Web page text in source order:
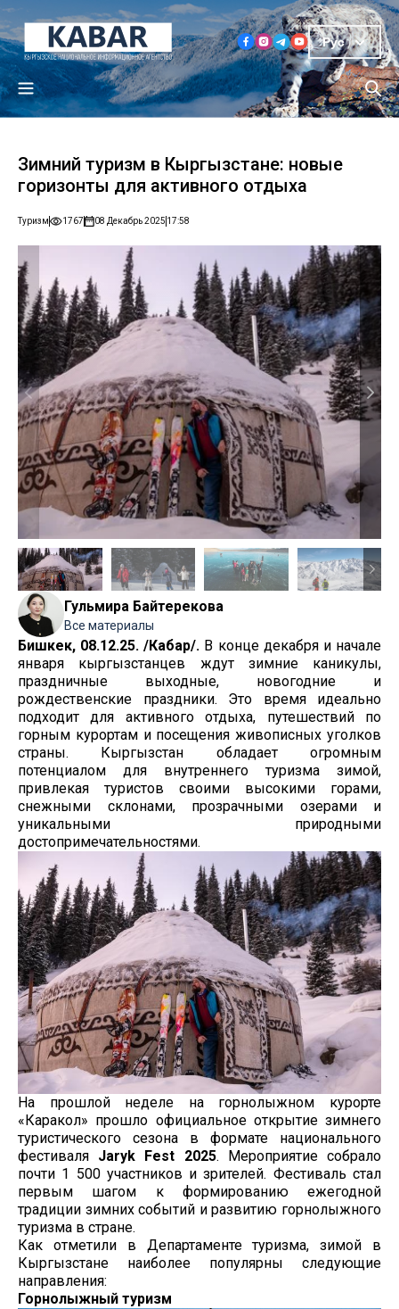
Рус
Зимний туризм в Кыргызстане: новые
горизонты для активного отдыха
Туризм 1767 08 Декабрь 2025 17:58
Гульмира Байтерекова
Все материалы
Бишкек, 08.12.25. /Кабар/. В конце декабря и начале
января кыргызстанцев ждут зимние каникулы,
праздничные выходные, новогодние и
рождественские праздники. Это время идеально
подходит для активного отдыха, путешествий по
горным курортам и посещения живописных уголков
страны. Кыргызстан обладает огромным
потенциалом для внутреннего туризма зимой,
привлекая туристов своими высокими горами,
снежными склонами, прозрачными озерами и
уникальными природными
достопримечательностями.
На прошлой неделе на горнолыжном курорте
«Каракол» прошло официальное открытие зимнего
туристического сезона в формате национального
фестиваля Jaryk Fest 2025. Мероприятие собрало
почти 1 500 участников и зрителей. Фестиваль стал
первым шагом к формированию ежегодной
традиции зимних событий и развитию горнолыжного
туризма в стране.
Как отметили в Департаменте туризма, зимой в
Кыргызстане наиболее популярны следующие
направления:
Горнолыжный туризм